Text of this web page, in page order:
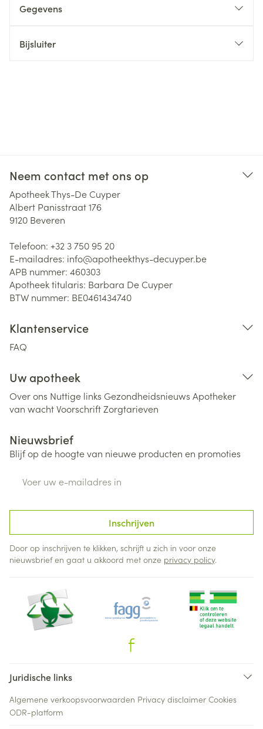
Gegevens
Bijsluiter
Neem contact met ons op
Apotheek Thys-De Cuyper
Albert Panisstraat 176
9120 Beveren
Telefoon: +32 3 750 95 20
E-mailadres: info@apotheekthys-decuyper.be
APB nummer: 460303
Apotheek titularis: Barbara De Cuyper
BTW nummer: BE0461434740
Klantenservice
FAQ
Uw apotheek
Over ons Nuttige links Gezondheidsnieuws Apotheker
van wachtVoorschriftZorgtarieven
Nieuwsbrief
Blijf op de hoogte van nieuwe producten en promoties
Inschrijven
Door op inschrijven te klikken, schrijft u zich in voor onze
nieuwsbrief en gaat u akkoord met onze privacy policy.
Juridische links
Algemene verkoopsvoorwaarden Privacy disclaimer Cookies
ODR-platform